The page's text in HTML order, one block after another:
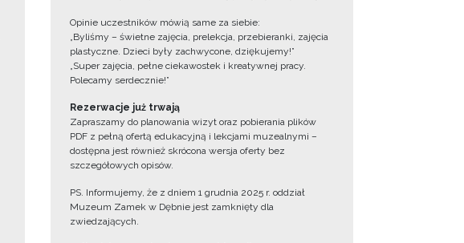
Opinie uczestników mówią same za siebie:
„Byliśmy – świetne zajęcia, prelekcja, przebieranki, zajęcia
plastyczne. Dzieci były zachwycone, dziękujemy!”
„Super zajęcia, pełne ciekawostek i kreatywnej pracy.
Polecamy serdecznie!”
Rezerwacje już trwają
Zapraszamy do planowania wizyt oraz pobierania plików
PDF z pełną ofertą edukacyjną i lekcjami muzealnymi –
dostępna jest również skrócona wersja oferty bez
szczegółowych opisów.
PS. Informujemy, że z dniem 1 grudnia 2025 r. oddział
Muzeum Zamek w Dębnie jest zamknięty dla
zwiedzających.